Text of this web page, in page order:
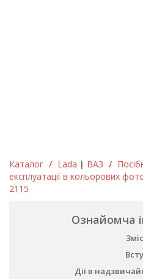
Каталог / Lada | ВАЗ /
експлуатації в кольорових
2115
Ознайомча
Дії в